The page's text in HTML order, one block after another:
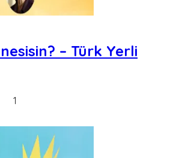
– Türk Yerli
1